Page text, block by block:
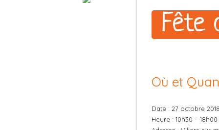
Fête
Où et
Date : 27 octobre
Heure : 10h30 – 18h00